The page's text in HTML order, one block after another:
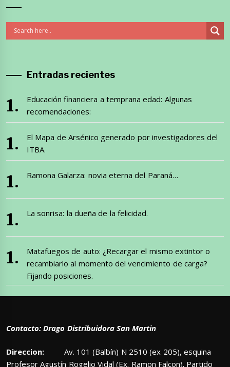
Entradas recientes
Educación financiera a temprana edad: Algunas
recomendaciones:
El Mapa de Arsénico generado por investigadores del
ITBA.
Ramona Galarza: novia eterna del Paraná…
La sonrisa: la dueña de la felicidad.
Matafuegos de auto: ¿Recargar el mismo extintor o
recambiarlo al momento del vencimiento de carga?
Fijando posiciones.
Contacto: Drago Distribuidora San Martin
Direccion: Av. 101 (Balbín) N 2510 (ex 205), esquina
Profesor Agustín Rogelio Vidal (Ex. Ramon Falcon). Partido